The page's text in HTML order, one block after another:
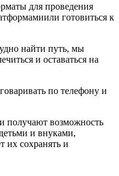
для проведения
готовиться к
найти путь, мы
и оставаться на
по телефону и
получают возможность
и внуками,
их сохранять и